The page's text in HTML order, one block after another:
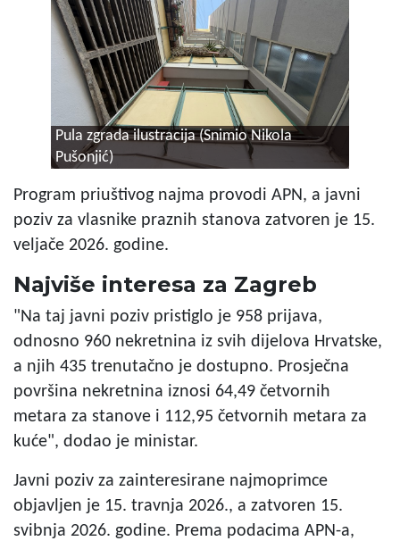
Pula zgrada ilustracija (Snimio Nikola
Pušonjić)
Program priuštivog najma provodi APN, a javni
poziv za vlasnike praznih stanova zatvoren je 15.
veljače 2026. godine.
Najviše interesa za Zagreb
"Na taj javni poziv pristiglo je 958 prijava,
odnosno 960 nekretnina iz svih dijelova Hrvatske,
a njih 435 trenutačno je dostupno. Prosječna
površina nekretnina iznosi 64,49 četvornih
metara za stanove i 112,95 četvornih metara za
kuće", dodao je ministar.
Javni poziv za zainteresirane najmoprimce
objavljen je 15. travnja 2026., a zatvoren 15.
svibnja 2026. godine. Prema podacima APN-a,